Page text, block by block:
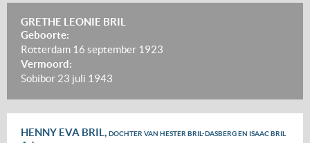
GRETHE LEONIE BRIL
Geboorte:
Rotterdam 16 september 1923
Vermoord:
Sobibor 23 juli 1943
HENNY EVA BRIL, DOCHTER VAN HESTER BRIL-DASBERG EN ISAAC BRIL